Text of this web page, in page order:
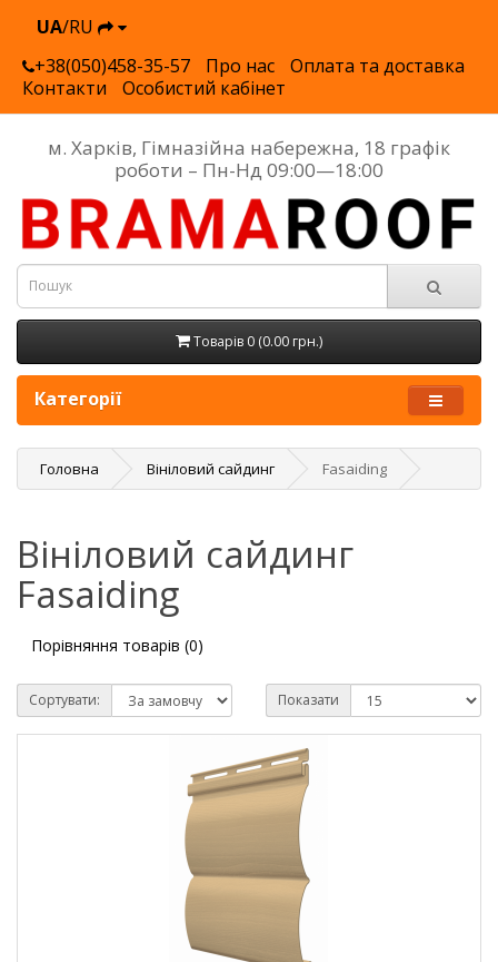
UA/RU
+38(050)458-35-57
Про нас
Оплата та доставка
Контакти
Особистий кабінет
м. Харків, Гімназійна набережна, 18 графік
роботи – Пн-Нд 09:00—18:00
Товарів 0 (0.00 грн.)
Категорії
Головна Вініловий сайдинг Fasaiding
Вініловий сайдинг
Fasaiding
Порівняння товарів (0)
Сортувати: Показати